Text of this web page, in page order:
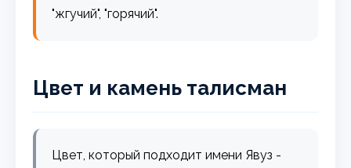
"жгучий", "горячий".
Цвет и камень талисман
Цвет, который подходит имени Явуз -